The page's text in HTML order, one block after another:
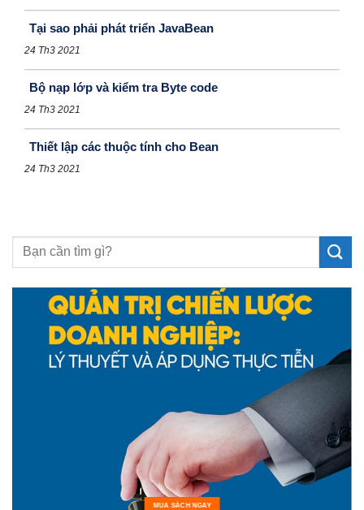
Tại sao phải phát triển JavaBean
24 Th3 2021
Bộ nạp lớp và kiểm tra Byte code
24 Th3 2021
Thiết lập các thuộc tính cho Bean
24 Th3 2021
MUA SÁCH NGAY